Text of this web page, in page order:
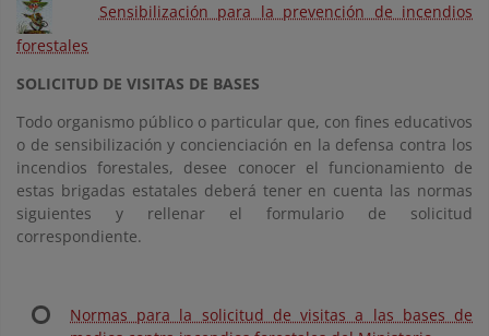
Sensibilización para la prevención de incendios
forestales
SOLICITUD DE VISITAS DE BASES
Todo organismo público o particular que, con fines educativos
o de sensibilización y concienciación en la defensa contra los
incendios forestales, desee conocer el funcionamiento de
estas brigadas estatales deberá tener en cuenta las normas
siguientes y rellenar el formulario de solicitud
correspondiente.
Normas para la solicitud de visitas a las bases de